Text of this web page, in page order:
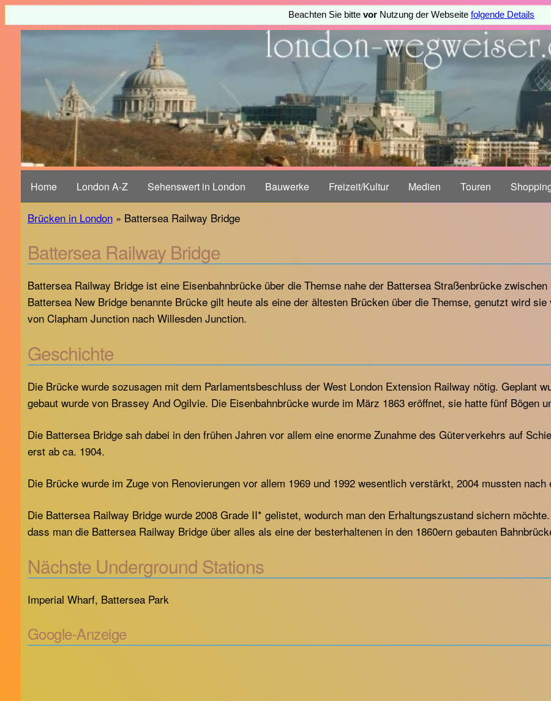
Beachten Sie bitte vor Nutzung der Webseite folgende Details
Home London A-Z Sehenswert in London Bauwerke Freizeit/Kultur Medien Touren
Brücken in London» Battersea Railway Bridge
Battersea Railway Bridge
Battersea Railway Bridge ist eine Eisenbahnbrücke über die Themse nahe der Battersea Straßenbrücke
Battersea New Bridge benannte Brücke gilt heute als eine der ältesten Brücken über die Themse, genutzt wird
von Clapham Junction nach Willesden Junction.
Geschichte
Die Brücke wurde sozusagen mit dem Parlamentsbeschluss der West London Extension Railway nötig. Geplant
gebaut wurde von Brassey And Ogilvie. Die Eisenbahnbrücke wurde im März 1863 eröffnet, sie hatte fünf Bögen
Die Battersea Bridge sah dabei in den frühen Jahren vor allem eine enorme Zunahme des Güterverkehrs auf
erst ab ca. 1904.
Die Brücke wurde im Zuge von Renovierungen vor allem 1969 und 1992 wesentlich verstärkt, 2004 mussten
Die Battersea Railway Bridge wurde 2008 Grade II* gelistet, wodurch man den Erhaltungszustand sichern
dass man die Battersea Railway Bridge über alles als eine der besterhaltenen in den 1860ern gebauten
Nächste Underground Stations
Imperial Wharf, Battersea Park
Google-Anzeige